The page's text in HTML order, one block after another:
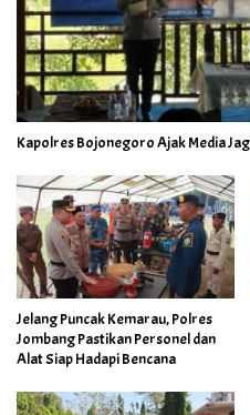
Kapolres Bojonegoro Ajak Media
Jelang Puncak Kemarau, Polres
Jombang Pastikan Personel dan
Alat Siap Hadapi Bencana